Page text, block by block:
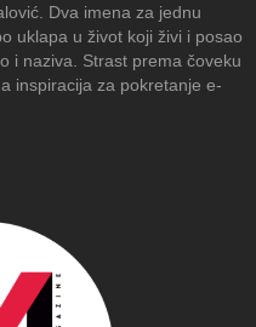
Dva imena za jednu
uklapa u život koji živi i posao
i naziva. Strast prema čoveku
inspiracija za pokretanje e-